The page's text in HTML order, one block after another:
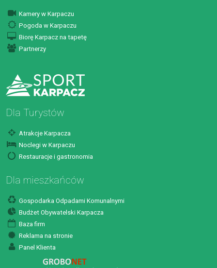
Kamery w Karpaczu
Pogoda w Karpaczu
Biorę Karpacz na tapetę
Partnerzy
Dla Turystów
Atrakcje Karpacza
Noclegi w Karpaczu
Restauracje i gastronomia
Dla mieszkańców
Gospodarka Odpadami Komunalnymi
Budżet Obywatelski Karpacza
Baza firm
Reklama na stronie
Panel Klienta